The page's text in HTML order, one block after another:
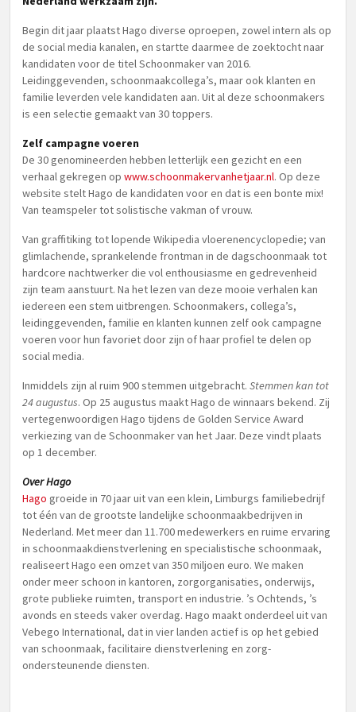
Begin dit jaar plaatst Hago diverse oproepen, zowel intern als op
de social media kanalen, en startte daarmee de zoektocht naar
kandidaten voor de titel Schoonmaker van 2016.
Leidinggevenden, schoonmaakcollega’s, maar ook klanten en
familie leverden vele kandidaten aan. Uit al deze schoonmakers
is een selectie gemaakt van 30 toppers.
Zelf campagne voeren
De 30 genomineerden hebben letterlijk een gezicht en een
verhaal gekregen op www.schoonmakervanhetjaar.nl. Op deze
website stelt Hago de kandidaten voor en dat is een bonte mix!
Van teamspeler tot solistische vakman of vrouw.
Van graffitiking tot lopende Wikipedia vloerenencyclopedie; van
glimlachende, sprankelende frontman in de dagschoonmaak tot
hardcore nachtwerker die vol enthousiasme en gedrevenheid
zijn team aanstuurt. Na het lezen van deze mooie verhalen kan
iedereen een stem uitbrengen. Schoonmakers, collega’s,
leidinggevenden, familie en klanten kunnen zelf ook campagne
voeren voor hun favoriet door zijn of haar profiel te delen op
social media.
Inmiddels zijn al ruim 900 stemmen uitgebracht. Stemmen kan tot
24 augustus. Op 25 augustus maakt Hago de winnaars bekend. Zij
vertegenwoordigen Hago tijdens de Golden Service Award
verkiezing van de Schoonmaker van het Jaar. Deze vindt plaats
op 1 december.
Over Hago
Hago groeide in 70 jaar uit van een klein, Limburgs familiebedrijf
tot één van de grootste landelijke schoonmaakbedrijven in
Nederland. Met meer dan 11.700 medewerkers en ruime ervaring
in schoonmaakdienstverlening en specialistische schoonmaak,
realiseert Hago een omzet van 350 miljoen euro. We maken
onder meer schoon in kantoren, zorgorganisaties, onderwijs,
grote publieke ruimten, transport en industrie. ’s Ochtends, ’s
avonds en steeds vaker overdag. Hago maakt onderdeel uit van
Vebego International, dat in vier landen actief is op het gebied
van schoonmaak, facilitaire dienstverlening en zorg-
ondersteunende diensten.